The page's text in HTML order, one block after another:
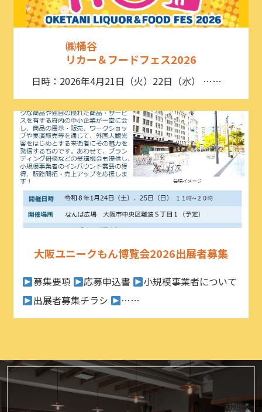
㈱桶谷
リカー＆フードフェス2026
日時：2026年4月21日（火）22日（水） ……
大阪ユニークもん博覧会2026出展者募集
募集要項 応募申込書
小規模事業者について
出展者募集チラシ
……